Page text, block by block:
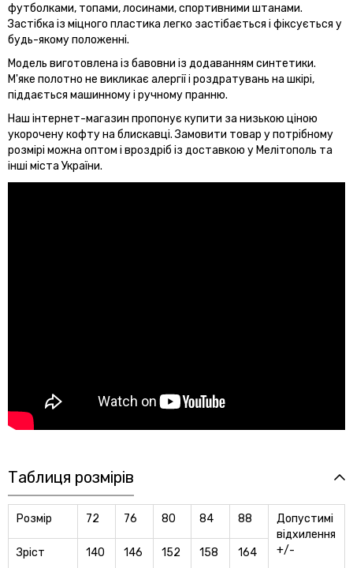
футболками, топами, лосинами, спортивними штанами.
Застібка із міцного пластика легко застібається і фіксується у
будь-якому положенні.
Модель виготовлена із бавовни із додаванням синтетики.
М'яке полотно не викликає алергії і роздратувань на шкірі,
піддається машинному і ручному пранню.
Наш інтернет-магазин пропонує купити за низькою ціною
укорочену кофту на блискавці. Замовити товар у потрібному
розмірі можна оптом і вроздріб із доставкою у Мелітополь та
інші міста України.
Таблиця розмірів
Розмір 72 76 80 84 88
Допустимi
вiдхилення
+/-
Зріст 140 146 152 158 164